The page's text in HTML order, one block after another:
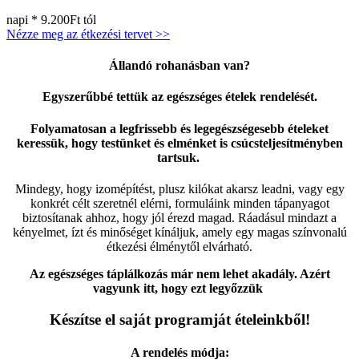
napi * 9.200Ft tól
Nézze meg az étkezési tervet >>
Állandó rohanásban van?
Egyszerűbbé tettük az egészséges ételek rendelését.
Folyamatosan a legfrissebb és legegészségesebb ételeket
keressük, hogy testünket és elménket is csúcsteljesítményben
tartsuk.
Mindegy, hogy izomépítést, plusz kilókat akarsz leadni, vagy egy
konkrét célt szeretnél elérni, formuláink minden tápanyagot
biztosítanak ahhoz, hogy jól érezd magad. Ráadásul mindazt a
kényelmet, ízt és minőséget kínáljuk, amely egy magas színvonalú
étkezési élménytől elvárható.
Az egészséges táplálkozás már nem lehet akadály. Azért
vagyunk itt, hogy ezt legyőzzük
Készítse el saját programját ételeinkből!
A rendelés módja: